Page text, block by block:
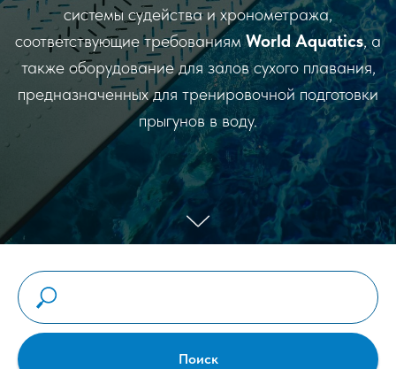
системы судейства и хронометража,
соответствующие требованиямWorld Aquatics, а
также оборудование для залов сухого плавания,
предназначенных для тренировочной подготовки
прыгунов в воду.
Поиск